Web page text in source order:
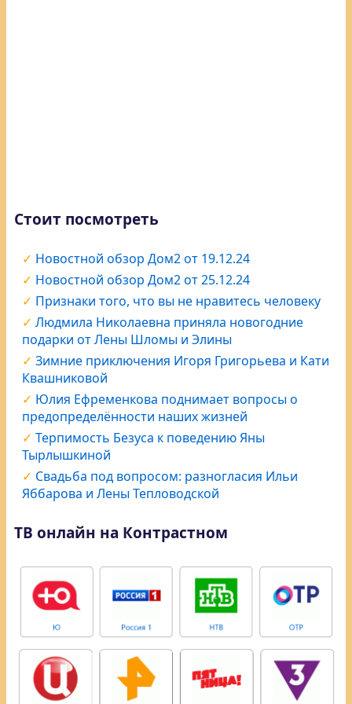
Стоит посмотреть
Новостной обзор Дом2 от 19.12.24
Новостной обзор Дом2 от 25.12.24
Признаки того, что вы не нравитесь человеку
Людмила Николаевна приняла новогодние
подарки от Лены Шломы и Элины
Зимние приключения Игоря Григорьева и Кати
Квашниковой
Юлия Ефременкова поднимает вопросы о
предопределённости наших жизней
Терпимость Безуса к поведению Яны
Тырлышкиной
Свадьба под вопросом: разногласия Ильи
Яббарова и Лены Тепловодской
ТВ онлайн на Контрастном